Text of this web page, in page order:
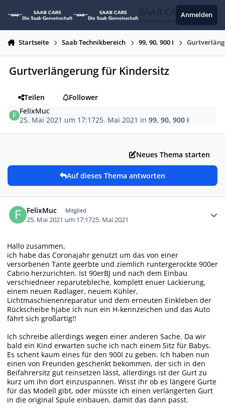
SAAB CARS
Die Saab Gemeinschaft
Anmelden
Startseite Saab Technikbereich 99, 90, 900 I
Gurtverlängerung für Kindersitz
Teilen
Follower
FelixMuc
25. Mai 2021 um 17:1725. Mai 2021 in99, 90, 900 I
Neues Thema starten
Auf dieses Thema antworten
FelixMuc Mitglied
25. Mai 2021 um 17:1725. Mai 2021
Hallo zusammen,
ich habe das Coronajahr genutzt um das von einer
versorbenen Tante geerbte und ziemlich runtergerockte 900er
Cabrio herzurichten. Ist 90erBJ und nach dem Einbau
verschiedneer reparutebleche, komplett enuer Lackierung,
einem neuen Radlager, neuem Kühler,
Lichtmaschienenreparatur und dem erneuten Einkleben der
Rückscheibe hjabe ich nun ein H-kennzeichen und das Auto
fährt sich großartig!!
Ich schreibe allerdings wegen einer anderen Sache. Da wir
bald ein Kind erwarten suche ich nach einem Sitz für Babys.
Es schent kaum eines für den 900I zu geben. Ich haben nun
einen von Freunden geschenkt bekommen, der sich in den
Beifahrersitz gut reinsetzen lässt, allerdings ist der Gurt zu
kurz um ihn dort einzuspannen. Wisst ihr ob es längere Gurte
für das Modell gibt, oder müsste ich einen verlängerten Gurt
in die original Spule einbauen, damit das dann passt.